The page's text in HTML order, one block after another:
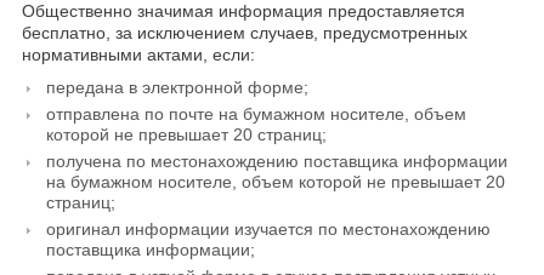
Общественно значимая информация предоставляется
бесплатно, за исключением случаев, предусмотренных
нормативными актами, если:
передана в электронной форме;
отправлена по почте на бумажном носителе, объем
которой не превышает 20 страниц;
получена по местонахождению поставщика информации
на бумажном носителе, объем которой не превышает 20
страниц;
оригинал информации изучается по местонахождению
поставщика информации;